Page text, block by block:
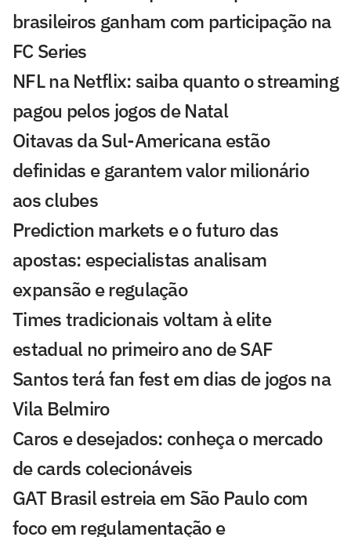
brasileiros ganham com participação na
FC Series
NFL na Netflix: saiba quanto o streaming
pagou pelos jogos de Natal
Oitavas da Sul-Americana estão
definidas e garantem valor milionário
aos clubes
Prediction markets e o futuro das
apostas: especialistas analisam
expansão e regulação
Times tradicionais voltam à elite
estadual no primeiro ano de SAF
Santos terá fan fest em dias de jogos na
Vila Belmiro
Caros e desejados: conheça o mercado
de cards colecionáveis
GAT Brasil estreia em São Paulo com
foco em regulamentação e